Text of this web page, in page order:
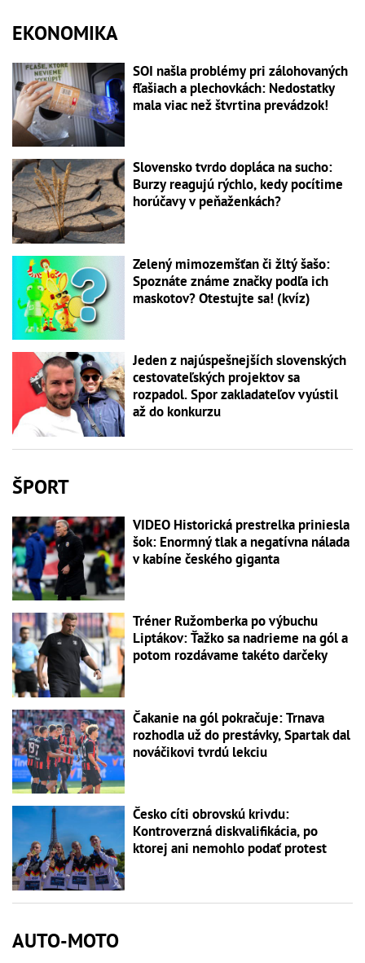
EKONOMIKA
SOI našla problémy pri zálohovaných
fľašiach a plechovkách: Nedostatky
mala viac než štvrtina prevádzok!
Slovensko tvrdo dopláca na sucho:
Burzy reagujú rýchlo, kedy pocítime
horúčavy v peňaženkách?
Zelený mimozemšťan či žltý šašo:
Spoznáte známe značky podľa ich
maskotov? Otestujte sa! (kvíz)
Jeden z najúspešnejších slovenských
cestovateľských projektov sa
rozpadol. Spor zakladateľov vyústil
až do konkurzu
ŠPORT
VIDEO Historická prestrelka priniesla
šok: Enormný tlak a negatívna nálada
v kabíne českého giganta
Tréner Ružomberka po výbuchu
Liptákov: Ťažko sa nadrieme na gól a
potom rozdávame takéto darčeky
Čakanie na gól pokračuje: Trnava
rozhodla už do prestávky, Spartak dal
nováčikovi tvrdú lekciu
Česko cíti obrovskú krivdu:
Kontroverzná diskvalifikácia, po
ktorej ani nemohlo podať protest
AUTO-MOTO